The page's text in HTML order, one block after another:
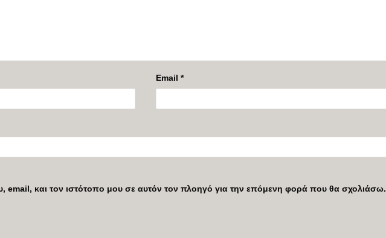
Email *
email, και τον ιστότοπο μου σε αυτόν τον πλοηγό για την επόμενη φορά που θα σχολιάσω.